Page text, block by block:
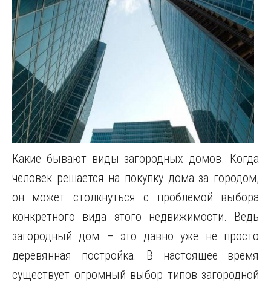
Какие бывают виды загородных домов. Когда
человек решается на покупку дома за городом,
он может столкнуться с проблемой выбора
конкретного вида этого недвижимости. Ведь
загородный дом – это давно уже не просто
деревянная постройка. В настоящее время
существует огромный выбор типов загородной